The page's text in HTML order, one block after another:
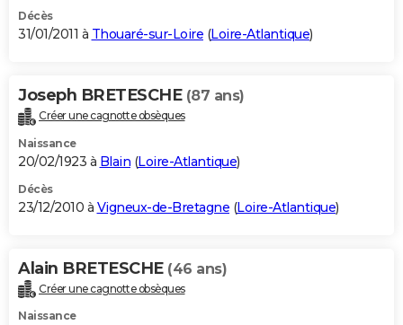
Décès
31/01/2011 à Thouaré-sur-Loire (Loire-Atlantique)
Joseph BRETESCHE (87 ans)
Créer une cagnotte obsèques
Naissance
20/02/1923 à Blain (Loire-Atlantique)
Décès
23/12/2010 à Vigneux-de-Bretagne (Loire-Atlantique)
Alain BRETESCHE (46 ans)
Créer une cagnotte obsèques
Naissance